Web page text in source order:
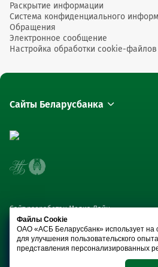
Раскрытие информации
Система конфиденциального
Обращения
Электронное сообщение
Настройка обработки cookie-файлов
Сайты Беларусбанка
Сайт разработан Медиа Лайн
Файлы Cookie
ОАО «АСБ Беларусбанк» использует на
для улучшения пользовательского
представления персонализированных